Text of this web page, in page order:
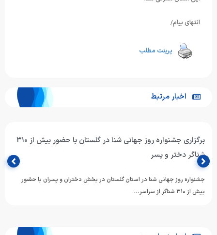
انتهای پیام/
پرینت مطلب
اخبار مرتبط
برگزاری جشنواره روز جهانی شنا در گلستان با حضور بیش از ۳۱۰
شناگر دختر و پسر
جشنواره روز جهانی شنا در استان گلستان در بخش دختران و پسران با حضور
بیش از ۳۱۰ شناگر از سراسر…